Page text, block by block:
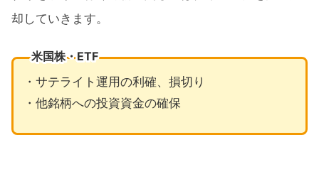
却していきます。
米国株・ETF
・サテライト運用の利確、損切り
・他銘柄への投資資金の確保